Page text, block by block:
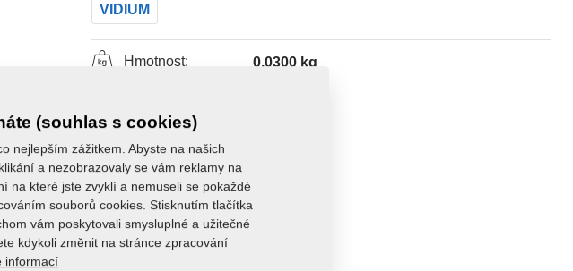
VIDIUM
Hmotnost: 0,0300 kg
(souhlas s cookies)
nejlepším zážitkem. Abyste na našich
a nezobrazovaly se vám reklamy na
na které jste zvyklí a nemuseli se pokaždé
souborů cookies. Stisknutím tlačítka
vám poskytovali smysluplné a užitečné
kdykoli změnit na stránce zpracování
informací